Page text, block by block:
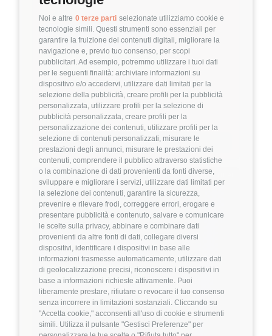
Noi e altre 0 terze parti selezionate utilizziamo cookie e
tecnologie simili. Questi strumenti sono essenziali per
garantire la fruizione dei contenuti digitali, migliorare la
navigazione e, previo tuo consenso, per scopi
pubblicitari. Ad esempio, potremmo utilizzare i tuoi dati
per le seguenti finalità: archiviare informazioni su
dispositivo e/o accedervi, utilizzare dati limitati per la
selezione della pubblicità, creare profili per la pubblicità
personalizzata, utilizzare profili per la selezione di
pubblicità personalizzata, creare profili per la
personalizzazione dei contenuti, utilizzare profili per la
selezione di contenuti personalizzati, misurare le
prestazioni degli annunci, misurare le prestazioni dei
contenuti, comprendere il pubblico attraverso statistiche
o la combinazione di dati provenienti da fonti diverse,
sviluppare e migliorare i servizi, utilizzare dati limitati per
la selezione dei contenuti, garantire la sicurezza,
prevenire e rilevare frodi, correggere errori, erogare e
presentare pubblicità e contenuto, salvare e comunicare
le scelte sulla privacy, abbinare e combinare dati
provenienti da altre fonti di dati, collegare diversi
dispositivi, identificare i dispositivi in base alle
informazioni trasmesse automaticamente, utilizzare dati
di geolocalizzazione precisi, riconoscere i dispositivi in
base a informazioni richieste attivamente. Puoi
liberamente prestare, rifiutare o revocare il tuo consenso
senza incorrere in limitazioni sostanziali. Cliccando su
"Accetta cookie," acconsenti all'uso di cookie e strumenti
simili. Utilizza il pulsante "Gestisci Preferenze" per
3.8 FuffAnnuncio Score
💰 ~ 50.000€ - 60.000€ all'anno
📍 Milano 🏢 Ibrido💼 Middle/Senior
DevOps
Linux VMware
Dettagli ➡️
Hiring Partner
Product Engineer
🏢 Welyk x Callimacus.ai
4 FuffAnnuncio Score
💰 Fino a 85.000€ all'anno
📍 Milano🏢 On-Site (fase iniziale) poi Ibrido
💼 Middle/Senior
⚙️ Backend